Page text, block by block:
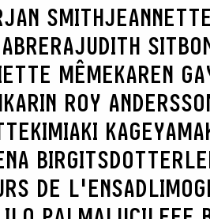
JAN SMITH
JUDITH
MÊMEKAREN
KARIN ROY
KIMIAKI KAGEYAMA
BIRGITSDOTTER
DE